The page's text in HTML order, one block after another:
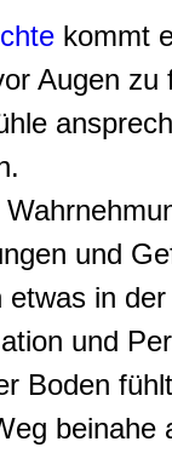
kommt
Augen zu
und
in
und
Boden
beinahe